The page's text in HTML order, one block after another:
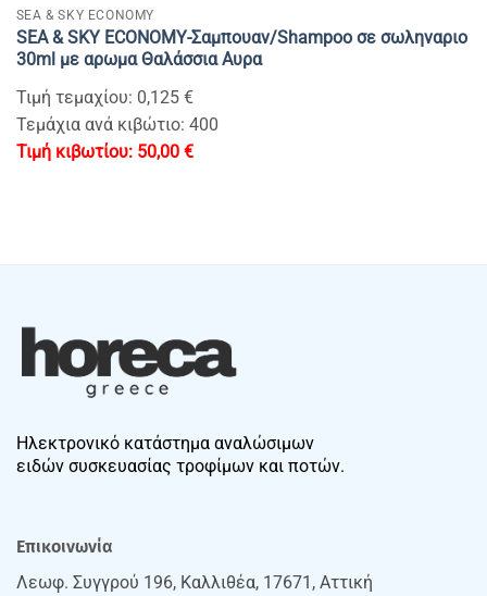
SEA & SKY ECONOMY
SEA & SKY ECONOMY-Σαμπουαν/Shampoo σε σωληναριο
30ml με αρωμα Θαλάσσια Αυρα
Τιμή τεμαχίου: 0,125 €
Τεμάχια ανά κιβώτιο: 400
50,00 €
Ηλεκτρονικό κατάστημα αναλώσιμων
ειδών συσκευασίας τροφίμων και ποτών.
Επικοινωνία
Λεωφ. Συγγρού 196, Καλλιθέα, 17671, Αττική